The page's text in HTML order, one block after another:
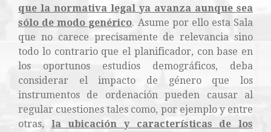
que la normativa legal ya avanza aunque sea
sólo de modo genérico. Asume por ello esta Sala
que no carece precisamente de relevancia sino
todo lo contrario que el planificador, con base en
los oportunos estudios demográficos, deba
considerar el impacto de género que los
instrumentos de ordenación pueden causar al
regular cuestiones tales como, por ejemplo y entre
otras, la ubicación y características de los